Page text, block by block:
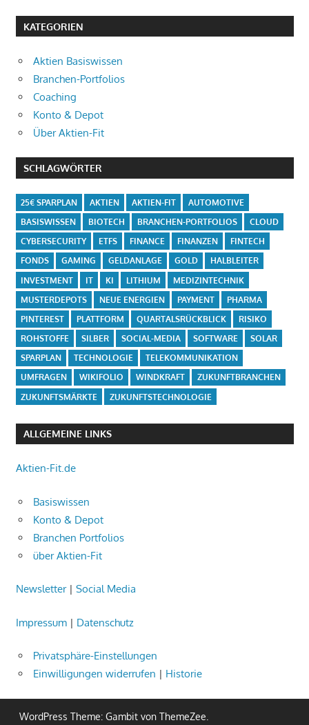
KATEGORIEN
Aktien Basiswissen
Branchen-Portfolios
Coaching
Konto & Depot
Über Aktien-Fit
SCHLAGWÖRTER
25€ SPARPLAN AKTIEN AKTIEN-FIT
AUTOMOTIVE
BASISWISSEN
BIOTECH BRANCHEN-PORTFOLIOS
CLOUD
CYBERSECURITY
ETFS FINANCE FINANZEN
FINTECH
FONDS
GAMING GELDANLAGE GOLD
HALBLEITER
INVESTMENT
IT KI LITHIUM
MEDIZINTECHNIK
MUSTERDEPOTS
NEUE ENERGIEN PAYMENT
PHARMA
PINTEREST
PLATTFORM QUARTALSRÜCKBLICK
RISIKO
ROHSTOFFE
SILBER SOCIAL-MEDIA SOFTWARE
SOLAR
SPARPLAN
TECHNOLOGIE
TELEKOMMUNIKATION
UMFRAGEN
WIKIFOLIO WINDKRAFT
ZUKUNFTBRANCHEN
ZUKUNFTSMÄRKTE
ZUKUNFTSTECHNOLOGIE
ALLGEMEINE LINKS
Aktien-Fit.de
Basiswissen
Konto & Depot
Branchen Portfolios
über Aktien-Fit
Newsletter| Social Media
Impressum| Datenschutz
Privatsphäre-Einstellungen
Einwilligungen widerrufen | Historie
WordPress Theme: Gambit von ThemeZee.